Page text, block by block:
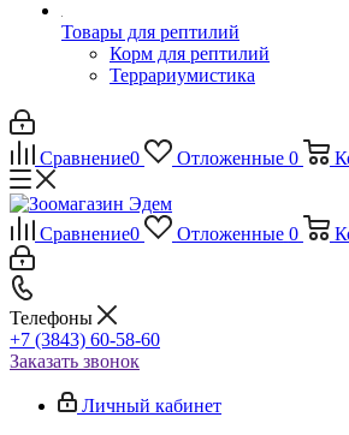
Товары для рептилий
Корм для рептилий
Террариумистика
Сравнение0 Отложенные 0
Сравнение0 Отложенные 0
Телефоны
+7 (3843) 60-58-60
Заказать звонок
Личный кабинет